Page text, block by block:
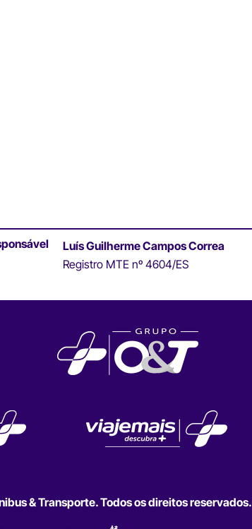
Luís Guilherme Campos Correa
Registro MTE nº 4604/ES
& Transporte. Todos os direitos reservados.